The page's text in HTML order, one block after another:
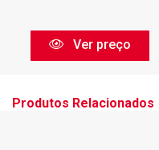
Ver preço
Produtos Relacionados